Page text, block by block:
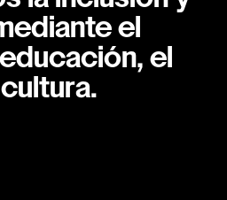
el
el